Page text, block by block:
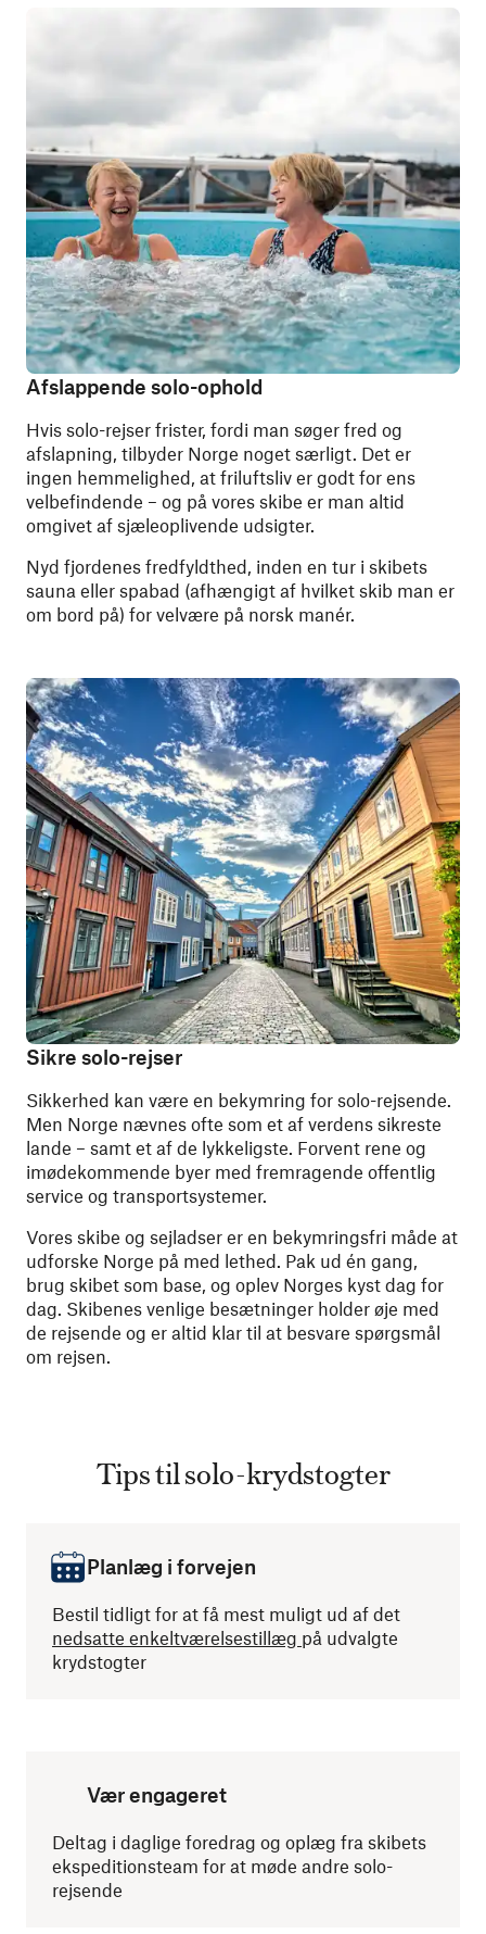
Afslappende solo-ophold
Hvis solo-rejser frister, fordi man søger fred og
afslapning, tilbyder Norge noget særligt. Det er
ingen hemmelighed, at friluftsliv er godt for ens
velbefindende – og på vores skibe er man altid
omgivet af sjæleoplivende udsigter.
Nyd fjordenes fredfyldthed, inden en tur i skibets
sauna eller spabad (afhængigt af hvilket skib man er
om bord på) for velvære på norsk manér.
Sikre solo-rejser
Sikkerhed kan være en bekymring for solo-rejsende.
Men Norge nævnes ofte som et af verdens sikreste
lande – samt et af de lykkeligste. Forvent rene og
imødekommende byer med fremragende offentlig
service og transportsystemer.
Vores skibe og sejladser er en bekymringsfri måde at
udforske Norge på med lethed. Pak ud én gang,
brug skibet som base, og oplev Norges kyst dag for
dag. Skibenes venlige besætninger holder øje med
de rejsende og er altid klar til at besvare spørgsmål
om rejsen.
Tips til solo-krydstogter
Planlæg i forvejen
Bestil tidligt for at få mest muligt ud af det
nedsatte enkeltværelsestillæg på udvalgte
krydstogter
Vær engageret
Deltag i daglige foredrag og oplæg fra skibets
ekspeditionsteam for at møde andre solo-
rejsende